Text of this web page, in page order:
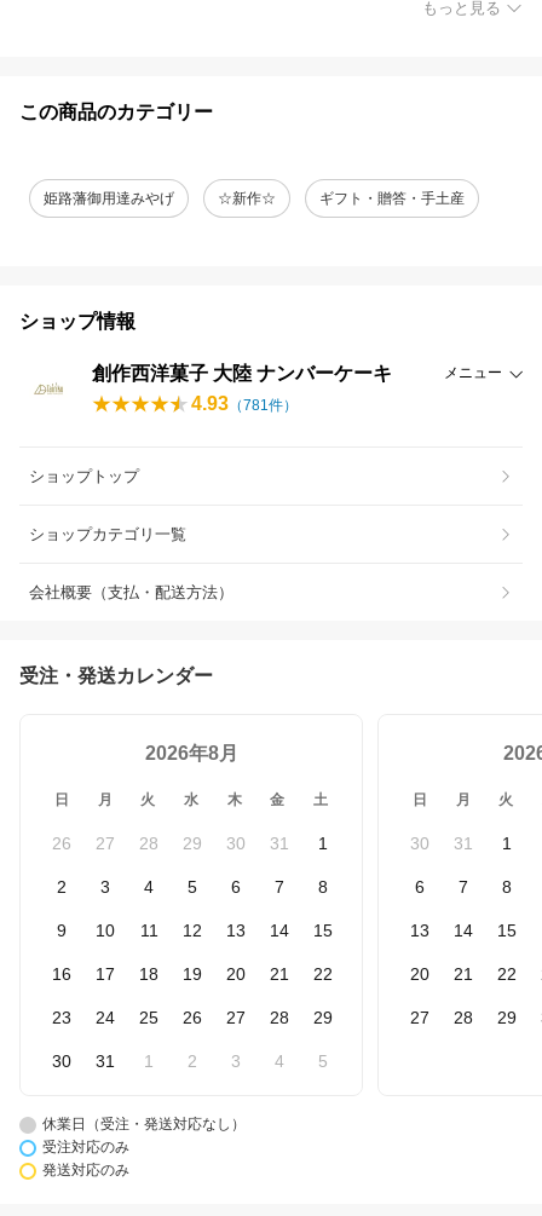
もっと見る
この商品のカテゴリー
姫路藩御用達みやげ ☆新作☆ ギフト・贈答・手土産
ショップ情報
創作西洋菓子 大陸 ナンバーケーキ メニュー
4.93 （781件）
ショップトップ
ショップカテゴリ一覧
会社概要（支払・配送方法）
受注・発送カレンダー
2026年8月
日 月 火 水 木 金 土
26 27 28 29 30 31 1
2 3 4 5 6 7 8
9 10 11 12 13 14 15
16 17 18 19 20 21 22
23 24 25 26 27 28 29
30 31 1 2 3 4 5
日 月 火
30 31 1
6 7 8
13 14 15
20 21 22
27 28 29
休業日（受注・発送対応なし）
受注対応のみ
発送対応のみ